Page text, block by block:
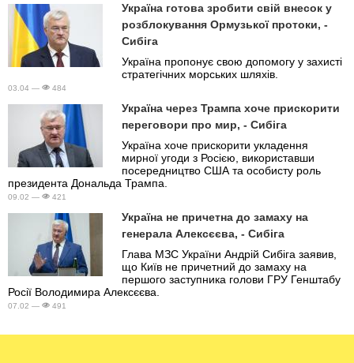
Україна готова зробити свій внесок у
розблокування Ормузької протоки, -
Сибіга
Україна пропонує свою допомогу у захисті
стратегічних морських шляхів.
03.04 — 484
Україна через Трампа хоче прискорити
переговори про мир, - Сибіга
Україна хоче прискорити укладення
мирної угоди з Росією, використавши
посередництво США та особисту роль
президента Дональда Трампа.
09.02 — 421
Україна не причетна до замаху на
генерала Алексєєва, - Сибіга
Глава МЗС України Андрій Сибіга заявив,
що Київ не причетний до замаху на
першого заступника голови ГРУ Генштабу
Росії Володимира Алексєєва.
07.02 — 491